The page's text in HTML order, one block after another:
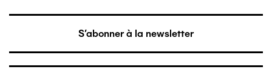
S'abonner à la newsletter